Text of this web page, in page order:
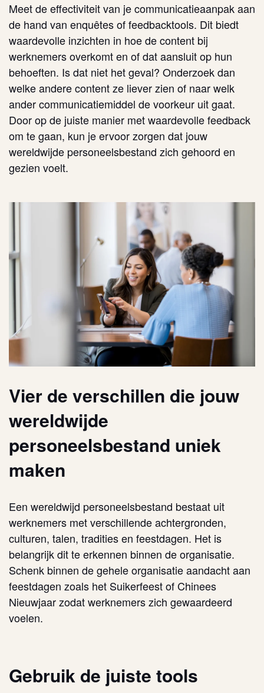
Meet de effectiviteit van je communicatieaanpak aan
de hand van enquêtes of feedbacktools. Dit biedt
waardevolle inzichten in hoe de content bij
werknemers overkomt en of dat aansluit op hun
behoeften. Is dat niet het geval? Onderzoek dan
welke andere content ze liever zien of naar welk
ander communicatiemiddel de voorkeur uit gaat.
Door op de juiste manier met waardevolle feedback
om te gaan, kun je ervoor zorgen dat jouw
wereldwijde personeelsbestand zich gehoord en
gezien voelt.
Vier de verschillen die jouw
wereldwijde
personeelsbestand uniek
maken
Een wereldwijd personeelsbestand bestaat uit
werknemers met verschillende achtergronden,
culturen, talen, tradities en feestdagen. Het is
belangrijk dit te erkennen binnen de organisatie.
Schenk binnen de gehele organisatie aandacht aan
feestdagen zoals het Suikerfeest of Chinees
Nieuwjaar zodat werknemers zich gewaardeerd
voelen.
Gebruik de juiste tools